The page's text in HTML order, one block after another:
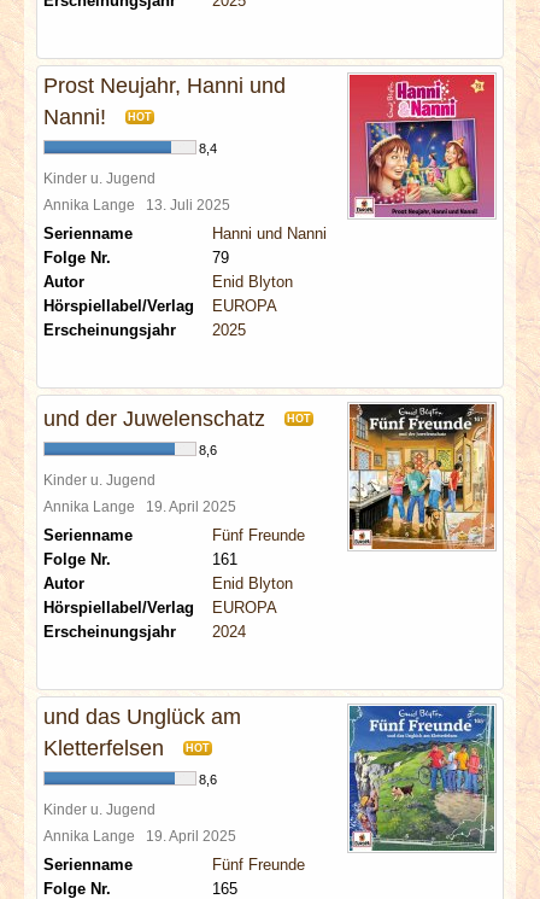
Prost Neujahr, Hanni und
Nanni!
HOT
8,4
Kinder u. Jugend
Annika Lange 13. Juli 2025
Serienname
Hanni und Nanni
Folge Nr.
79
Autor
Enid Blyton
Hörspiellabel/Verlag
EUROPA
Erscheinungsjahr
2025
und der Juwelenschatz HOT
8,6
Kinder u. Jugend
Annika Lange 19. April 2025
Serienname
Fünf Freunde
Folge Nr.
161
Autor
Enid Blyton
Hörspiellabel/Verlag
EUROPA
Erscheinungsjahr
2024
und das Unglück am
Kletterfelsen
HOT
8,6
Kinder u. Jugend
Annika Lange 19. April 2025
Serienname
Fünf Freunde
Folge Nr.
165